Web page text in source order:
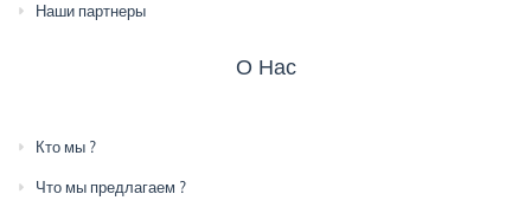
Наши партнеры
О Нас
Кто мы ?
Что мы предлагаем ?